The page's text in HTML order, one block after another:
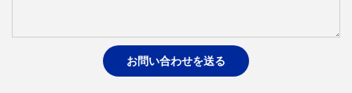
お問い合わせを送る